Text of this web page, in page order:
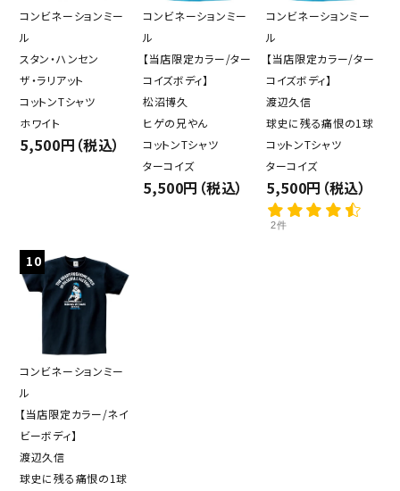
コンビネーションミー
ル
スタン・ハンセン
ザ・ラリアット
コットンTシャツ
ホワイト
5,500円（税込）
コンビネーションミー
ル
【当店限定カラー/ター
コイズボディ】
松沼博久
ヒゲの兄やん
コットンTシャツ
ターコイズ
5,500円（税込）
コンビネーションミー
ル
【当店限定カラー/ター
コイズボディ】
渡辺久信
球史に残る痛恨の1球
コットンTシャツ
ターコイズ
5,500円（税込）
2件
10
コンビネーションミー
ル
【当店限定カラー/ネイ
ビーボディ】
渡辺久信
球史に残る痛恨の1球